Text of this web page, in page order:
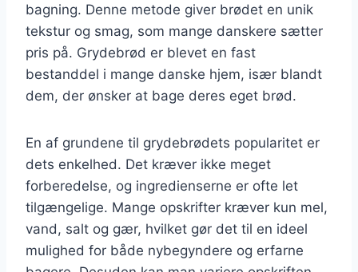
bagning. Denne metode giver brødet en unik
tekstur og smag, som mange danskere sætter
pris på. Grydebrød er blevet en fast
bestanddel i mange danske hjem, især blandt
dem, der ønsker at bage deres eget brød.
En af grundene til grydebrødets popularitet er
dets enkelhed. Det kræver ikke meget
forberedelse, og ingredienserne er ofte let
tilgængelige. Mange opskrifter kræver kun mel,
vand, salt og gær, hvilket gør det til en ideel
mulighed for både nybegyndere og erfarne